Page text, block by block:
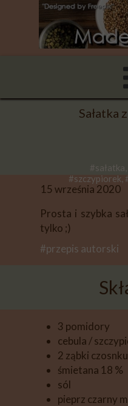
#szczypiorek,
15 września 2020
Sałatka
Prosta i szybka
tylko ;)
#przepis autorski
3 pomidory
cebula /
2 ząbki czosnku
śmietana 18 %
sól
pieprz czarny